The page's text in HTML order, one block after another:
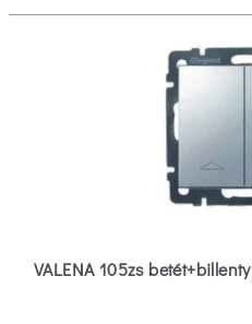
VALENA 105zs